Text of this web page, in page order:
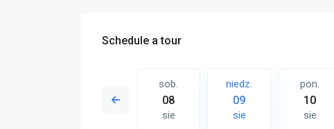
Schedule a tour
sob.
08
sie
niedz.
09
sie
pon.
10
sie